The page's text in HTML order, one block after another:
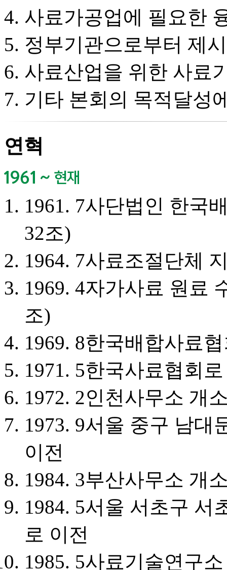
사료가공업에 필요한
정부기관으로부터 제
사료산업을 위한 사료
기타 본회의 목적달성
연혁
1961. 7사단법인 한국
32조)
1964. 7사료조절단체
1969. 4자가사료 원료
조)
1969. 8한국배합사료
1971. 5한국사료협회
1972. 2인천사무소 개
1973. 9서울 중구 남대
이전
1984. 3부산사무소 개
1984. 5서울 서초구 서
로 이전
1985. 5사료기술연구